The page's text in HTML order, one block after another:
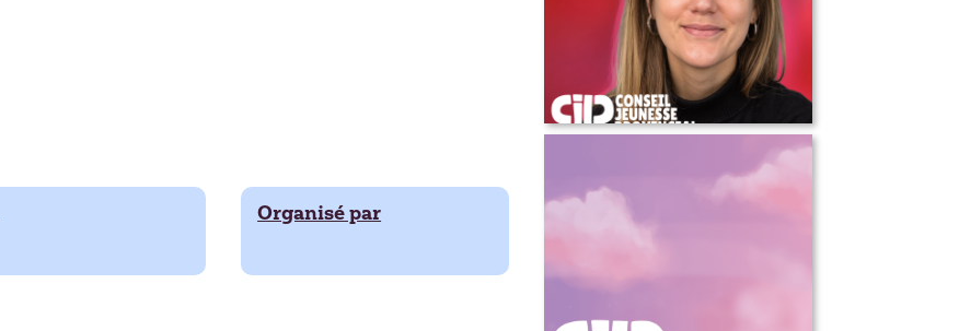
Organisé par
COMMUNIQUÉ DE
PRESSE – Annonce d’une
nouvelle direction
générale